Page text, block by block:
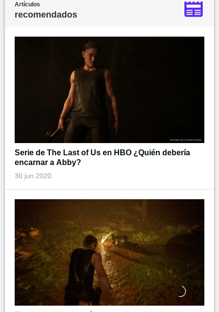
Artículos
recomendados
Serie de The Last of Us en HBO ¿Quién debería
encarnar a Abby?
30 jun 2020